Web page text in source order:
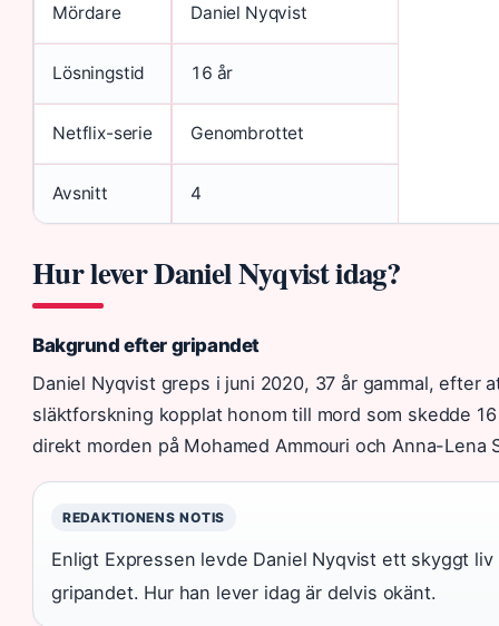
Mördare Daniel Nyqvist
Lösningstid 16 år
Netflix-serie Genombrottet
Avsnitt 4
Hur lever Daniel Nyqvist idag?
Bakgrund efter gripandet
Daniel Nyqvist greps i juni 2020, 37 år gammal, efter
släktforskning kopplat honom till mord som skedde
direkt morden på Mohamed Ammouri och Anna-Lena
REDAKTIONENS NOTIS
Enligt Expressen levde Daniel Nyqvist ett skyggt
gripandet. Hur han lever idag är delvis okänt.